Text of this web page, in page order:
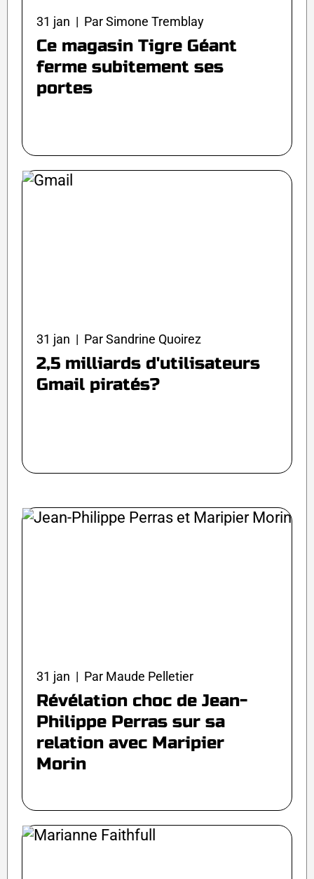
31 jan | Par Simone Tremblay
Ce magasin Tigre Géant
ferme subitement ses
portes
31 jan | Par Sandrine Quoirez
2,5 milliards d'utilisateurs
Gmail piratés?
31 jan | Par Maude Pelletier
Révélation choc de Jean-
Philippe Perras sur sa
relation avec Maripier
Morin